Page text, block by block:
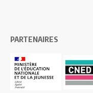
PARTENAIRES